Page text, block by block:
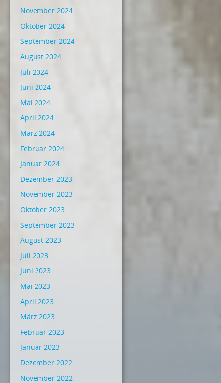
November 2024
Oktober 2024
September 2024
August 2024
Juli 2024
Juni 2024
Mai 2024
April 2024
März 2024
Februar 2024
Januar 2024
Dezember 2023
November 2023
Oktober 2023
September 2023
August 2023
Juli 2023
Juni 2023
Mai 2023
April 2023
März 2023
Februar 2023
Januar 2023
Dezember 2022
November 2022